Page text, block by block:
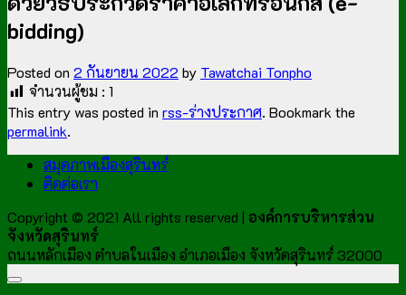
bidding)
Posted on 2 กันยายน 2022 by Tawatchai Tonpho
จำนวนผู้ชม : 1
This entry was posted in rss-ร่างประกาศ. Bookmark the
permalink.
สมุดภาพเมืองสุรินทร์
ติดต่อเรา
Copyright © 2021 All rights reserved | องค์การบริหารส่วน
จังหวัดสุรินทร์
ถนนหลักเมือง ตำบลในเมือง อำเภอเมือง จังหวัดสุรินทร์ 32000